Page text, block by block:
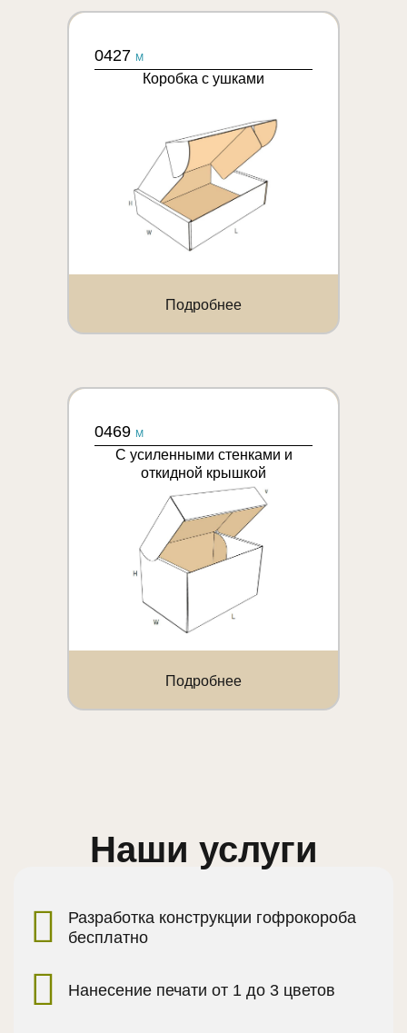
0427 M
Коробка с ушками
Подробнее
0469 M
С усиленными стенками и
откидной крышкой
Подробнее
Наши услуги
Разработка конструкции гофрокороба
бесплатно
Нанесение печати от 1 до 3 цветов